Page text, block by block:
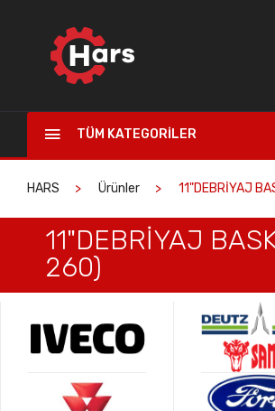
TÜM KATEGORILER
HARS Ürünler 11"DEBRİYAJ
11"DEBRİYAJ
260)